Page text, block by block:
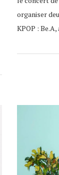
organiser
KPOP :